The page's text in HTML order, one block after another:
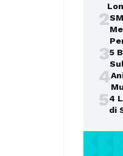
2
35
4
54
di